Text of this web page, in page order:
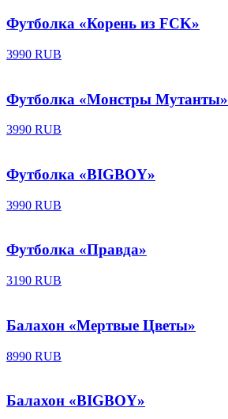
Футболка «Корень из FCK»
3990 RUB
Футболка «Монстры Мутанты»
3990 RUB
Футболка «BIGBOY»
3990 RUB
Футболка «Правда»
3190 RUB
Балахон «Мертвые Цветы»
8990 RUB
Балахон «BIGBOY»